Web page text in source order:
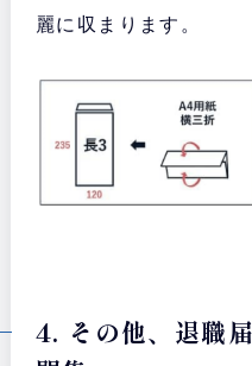
麗に収まります。
4. その他、退職